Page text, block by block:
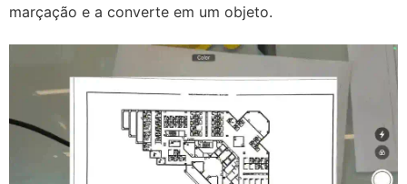
marçação e a converte em um objeto.